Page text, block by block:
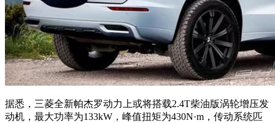
据悉，三菱全新帕杰罗动力上或将搭载2.4T柴油版涡轮增压发
动机，最大功率为133kW，峰值扭矩为430N·m，传动系统匹